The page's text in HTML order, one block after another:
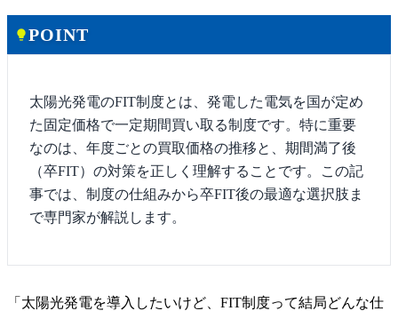
lightbulbPOINT
太陽光発電のFIT制度とは、発電した電気を国が定め
た固定価格で一定期間買い取る制度です。特に重要
なのは、年度ごとの買取価格の推移と、期間満了後
（卒FIT）の対策を正しく理解することです。この記
事では、制度の仕組みから卒FIT後の最適な選択肢ま
で専門家が解説します。
「太陽光発電を導入したいけど、FIT制度って結局どんな仕